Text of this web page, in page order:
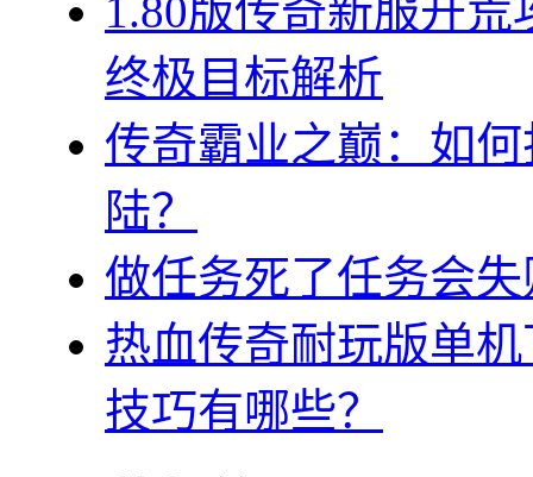
1.80版传奇新服开
终极目标解析
传奇霸业之巅：如
陆？
做任务死了任务会
热血传奇耐玩版单
技巧有哪些？